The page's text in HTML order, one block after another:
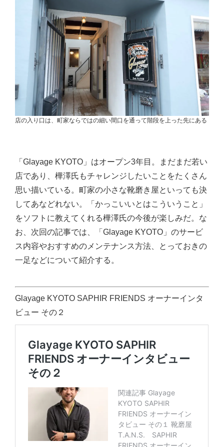
店の入り口は、町家ならではの細い間口を通って階段を上った先にある
「Glayage KYOTO」はオープン3年目。まだまだ若い
店であり、樺澤氏もチャレンジしたいことをたくさん
思い描いている。町家の小さな靴磨き屋といっても決
してあなどれない。「かっこいいとはこういうこと」
をソフトに教えてくれる樺澤氏の今後が楽しみだ。な
お、次回の記事では、「Glayage KYOTO」のサービ
ス内容やおすすめのメンテナンス方法、とっておきの
一足などについて紹介する。
Glayage KYOTO SAPHIR FRIENDS オーナーインタ
ビュー その２